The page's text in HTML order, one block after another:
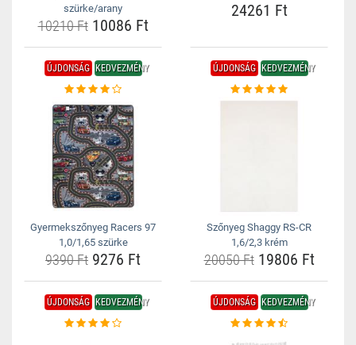
szürke/arany
10210 Ft10086 Ft
24261 Ft
ÚJDONSÁG KEDVEZMÉNY
Gyermekszőnyeg Racers 97
1,0/1,65 szürke
9390 Ft 9276 Ft
ÚJDONSÁG KEDVEZMÉNY
Szőnyeg Shaggy RS-CR
1,6/2,3 krém
20050 Ft19806 Ft
ÚJDONSÁG KEDVEZMÉNY ÚJDONSÁG KEDVEZMÉNY